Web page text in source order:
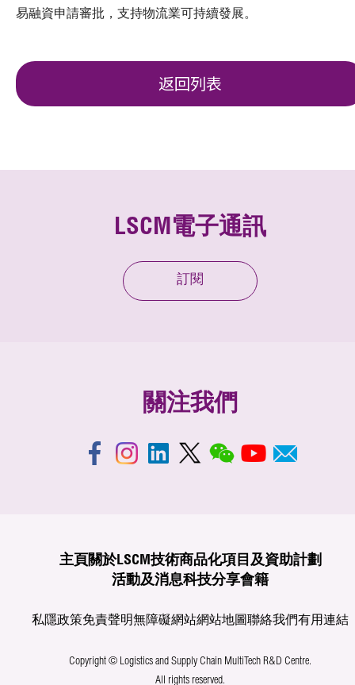
易融資申請審批，支持物流業可持續發展。
返回列表
LSCM電子通訊
訂閱
關注我們
主頁 關於LSCM技術商品化項目及資助計劃
活動及消息科技分享會籍
私隱政策免責聲明無障礙網站網站地圖聯絡我們有用連結
Copyright © Logistics and Supply Chain MultiTech R&D Centre.
All rights reserved.